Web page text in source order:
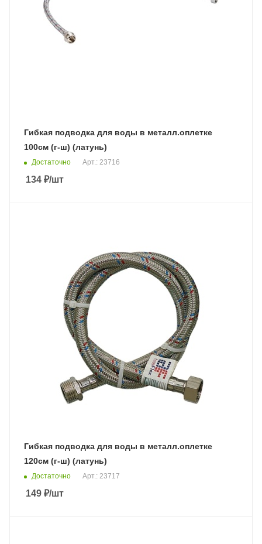
Гибкая подводка для воды в металл.оплетке
100см (г-ш) (латунь)
Достаточно Арт.: 23716
134 ₽/шт
Гибкая подводка для воды в металл.оплетке
120см (г-ш) (латунь)
Достаточно Арт.: 23717
149 ₽/шт